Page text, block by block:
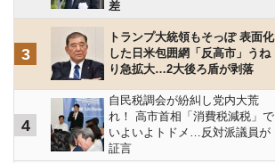
差
3
トランプ大統領もそっぽ 表面化
した日米包囲網「反高市」うね
り急拡大…2大後ろ盾が剥落
4
自民税調会が紛糾し党内大荒
れ！ 高市首相「消費税減税」で
いよいよトドメ…反対派議員が
証言